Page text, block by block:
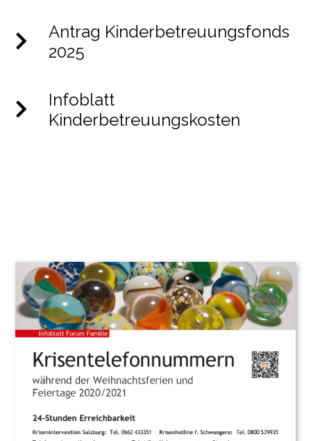
Antrag Kinderbetreuungsfonds
2025
Infoblatt
Kinderbetreuungskosten